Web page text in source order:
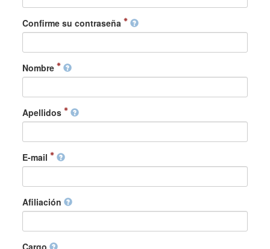
Confirme su contraseña
Nombre
Apellidos
E-mail
Afiliación
Cargo